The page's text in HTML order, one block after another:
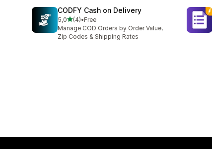
CODFY Cash on Delivery
5,0de 5 estrelas
(4)
4 total de avaliações
•Free
Manage COD Orders by Order Value,
Zip Codes & Shipping Rates